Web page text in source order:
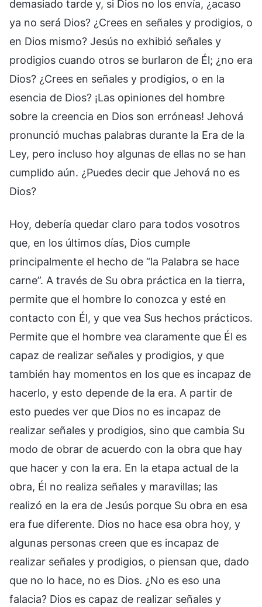
demasiado tarde y, si Dios no los envía, ¿acaso
ya no será Dios? ¿Crees en señales y prodigios, o
en Dios mismo? Jesús no exhibió señales y
prodigios cuando otros se burlaron de Él; ¿no era
Dios? ¿Crees en señales y prodigios, o en la
esencia de Dios? ¡Las opiniones del hombre
sobre la creencia en Dios son erróneas! Jehová
pronunció muchas palabras durante la Era de la
Ley, pero incluso hoy algunas de ellas no se han
cumplido aún. ¿Puedes decir que Jehová no es
Dios?
Hoy, debería quedar claro para todos vosotros
que, en los últimos días, Dios cumple
principalmente el hecho de “la Palabra se hace
carne”. A través de Su obra práctica en la tierra,
permite que el hombre lo conozca y esté en
contacto con Él, y que vea Sus hechos prácticos.
Permite que el hombre vea claramente que Él es
capaz de realizar señales y prodigios, y que
también hay momentos en los que es incapaz de
hacerlo, y esto depende de la era. A partir de
esto puedes ver que Dios no es incapaz de
realizar señales y prodigios, sino que cambia Su
modo de obrar de acuerdo con la obra que hay
que hacer y con la era. En la etapa actual de la
obra, Él no realiza señales y maravillas; las
realizó en la era de Jesús porque Su obra en esa
era fue diferente. Dios no hace esa obra hoy, y
algunas personas creen que es incapaz de
realizar señales y prodigios, o piensan que, dado
que no lo hace, no es Dios. ¿No es eso una
falacia? Dios es capaz de realizar señales y